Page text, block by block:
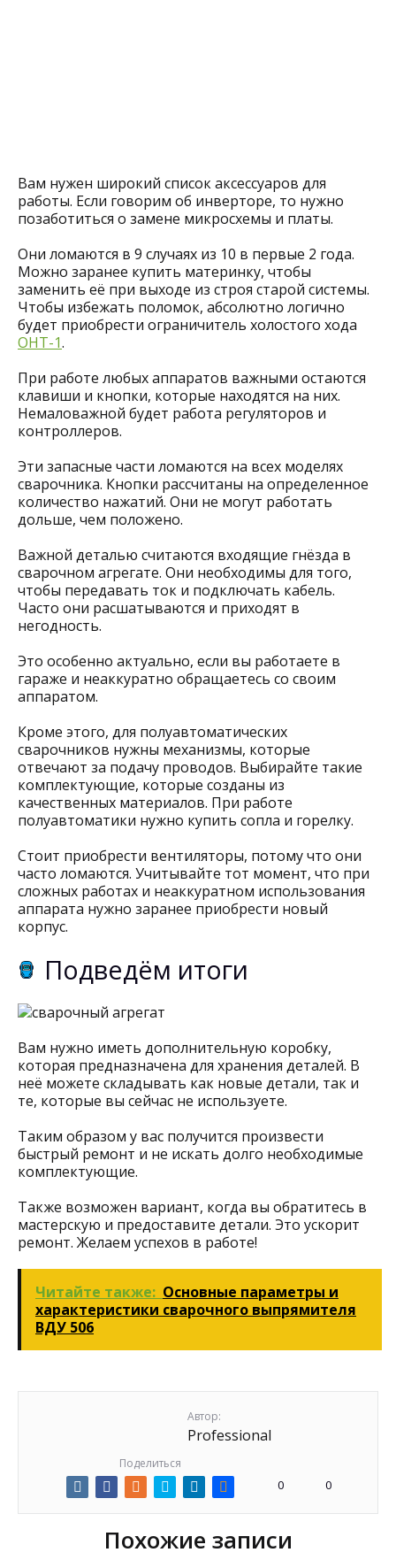
Вам нужен широкий список аксессуаров для
работы. Если говорим об инверторе, то нужно
позаботиться о замене микросхемы и платы.
Они ломаются в 9 случаях из 10 в первые 2 года.
Можно заранее купить материнку, чтобы
заменить её при выходе из строя старой системы.
Чтобы избежать поломок, абсолютно логично
будет приобрести ограничитель холостого хода
ОНТ-1.
При работе любых аппаратов важными остаются
клавиши и кнопки, которые находятся на них.
Немаловажной будет работа регуляторов и
контроллеров.
Эти запасные части ломаются на всех моделях
сварочника. Кнопки рассчитаны на определенное
количество нажатий. Они не могут работать
дольше, чем положено.
Важной деталью считаются входящие гнёзда в
сварочном агрегате. Они необходимы для того,
чтобы передавать ток и подключать кабель.
Часто они расшатываются и приходят в
негодность.
Это особенно актуально, если вы работаете в
гараже и неаккуратно обращаетесь со своим
аппаратом.
Кроме этого, для полуавтоматических
сварочников нужны механизмы, которые
отвечают за подачу проводов. Выбирайте такие
комплектующие, которые созданы из
качественных материалов. При работе
полуавтоматики нужно купить сопла и горелку.
Стоит приобрести вентиляторы, потому что они
часто ломаются. Учитывайте тот момент, что при
сложных работах и неаккуратном использования
аппарата нужно заранее приобрести новый
корпус.
Подведём итоги
Вам нужно иметь дополнительную коробку,
которая предназначена для хранения деталей. В
неё можете складывать как новые детали, так и
те, которые вы сейчас не используете.
Таким образом у вас получится произвести
быстрый ремонт и не искать долго необходимые
комплектующие.
Также возможен вариант, когда вы обратитесь в
мастерскую и предоставите детали. Это ускорит
ремонт. Желаем успехов в работе!
Читайте также: Основные параметры и
характеристики сварочного выпрямителя
ВДУ 506
Автор:
Professional
Поделиться
0 0
Похожие записи